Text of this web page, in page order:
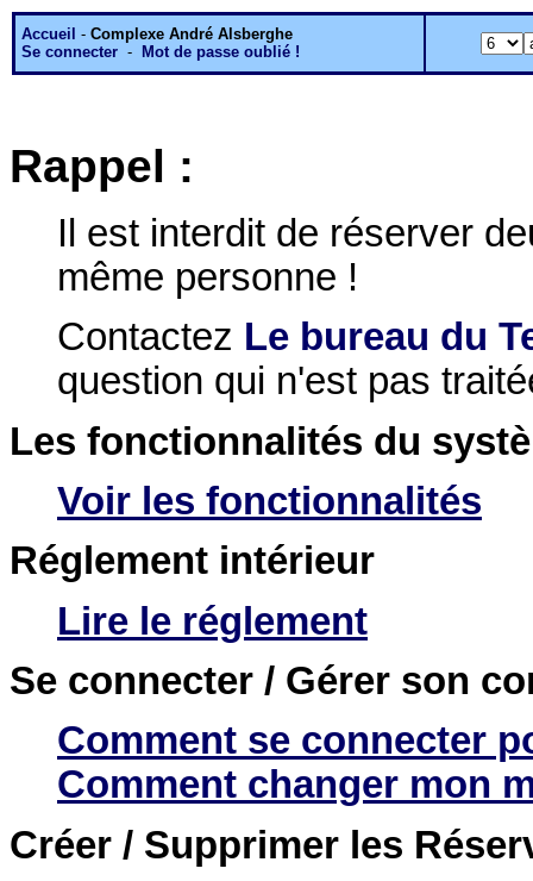
Accueil - Complexe André Alsberghe
Se connecter - Mot de passe oublié !
Rappel :
Il est interdit de réserver
même personne !
Contactez Le bureau du
question qui n'est pas
Les fonctionnalités du
Voir les fonctionnalités
Réglement intérieur
Lire le réglement
Se connecter / Gérer son
Comment se connecter
Comment changer mon
Créer / Supprimer les